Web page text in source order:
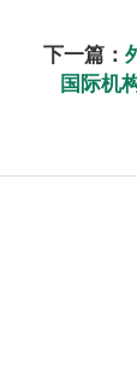
下一篇：
国际机